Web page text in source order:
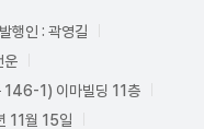
행인 : 곽영길
운
146-1) 이마빌딩 11층
11월 15일